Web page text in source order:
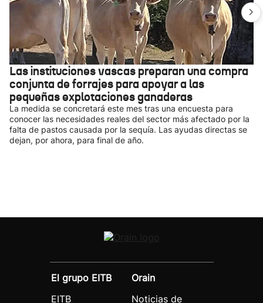
Las instituciones vascas preparan una compra
conjunta de forrajes para apoyar a las
pequeñas explotaciones ganaderas
La medida se concretará este mes tras una encuesta para
conocer las necesidades reales del sector más afectado por la
falta de pastos causada por la sequía. Las ayudas directas se
dejan, por ahora, para final de año.
El grupo EITB
EITB
Orain
Noticias de